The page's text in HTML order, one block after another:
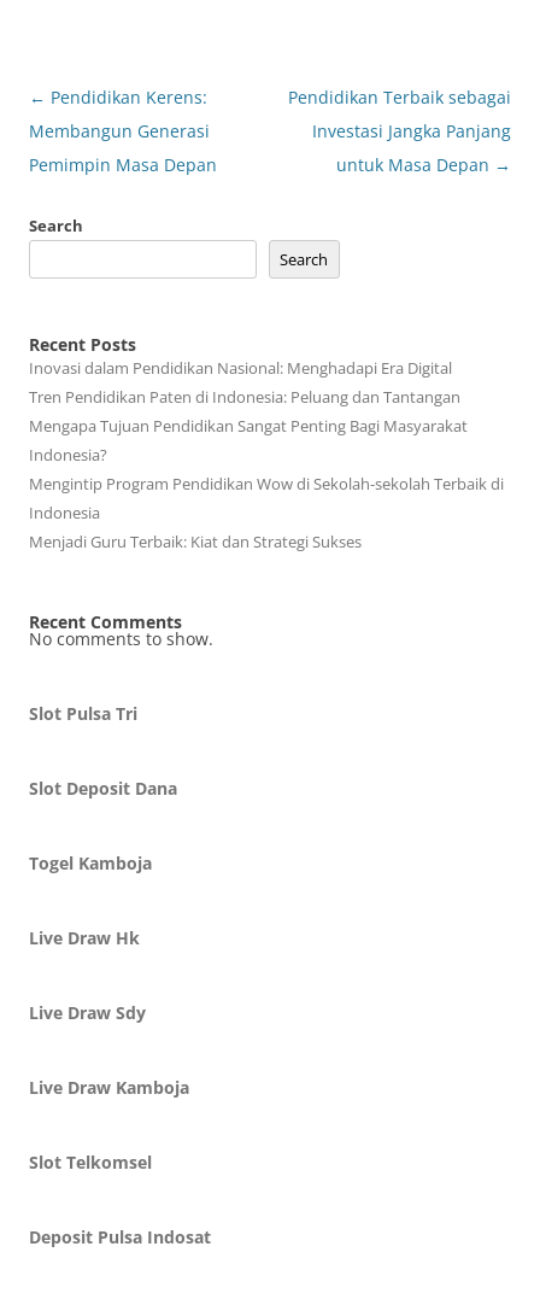
Post
navigation
← Pendidikan Kerens:
Membangun Generasi
Pemimpin Masa Depan
Pendidikan Terbaik sebagai
Investasi Jangka Panjang
untuk Masa Depan →
Search
Search
Recent Posts
Inovasi dalam Pendidikan Nasional: Menghadapi Era Digital
Tren Pendidikan Paten di Indonesia: Peluang dan Tantangan
Mengapa Tujuan Pendidikan Sangat Penting Bagi Masyarakat
Indonesia?
Mengintip Program Pendidikan Wow di Sekolah-sekolah Terbaik di
Indonesia
Menjadi Guru Terbaik: Kiat dan Strategi Sukses
Recent Comments
No comments to show.
Slot Pulsa Tri
Slot Deposit Dana
Togel Kamboja
Live Draw Hk
Live Draw Sdy
Live Draw Kamboja
Slot Telkomsel
Deposit Pulsa Indosat